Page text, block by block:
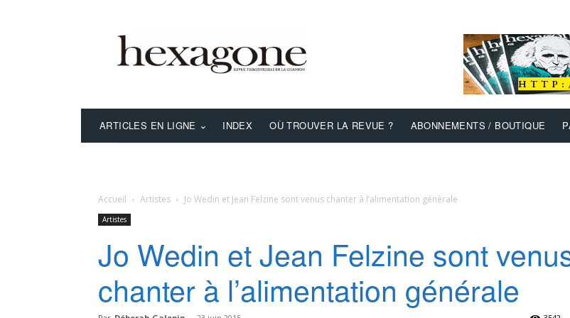
ARTICLES EN LIGNE INDEX OÙ TROUVER LA REVUE ? ABONNEMENTS / BOUTIQUE
Accueil Artistes Jo Wedin et Jean Felzine sont venus chanter à l’alimentation générale
Artistes
Jo Wedin et Jean Felzine sont
chanter à l’alimentation générale